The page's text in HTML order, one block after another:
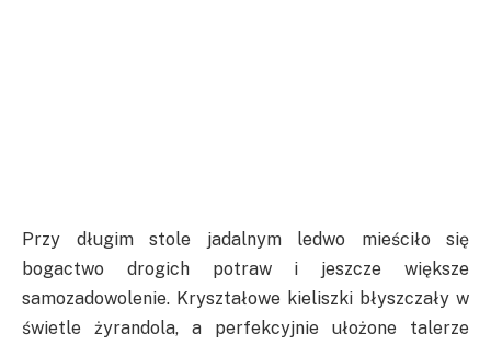
Przy długim stole jadalnym ledwo mieściło się
bogactwo drogich potraw i jeszcze większe
samozadowolenie. Kryształowe kieliszki błyszczały w
świetle żyrandola, a perfekcyjnie ułożone talerze